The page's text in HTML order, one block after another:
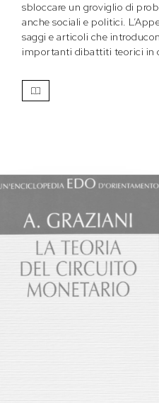
sbloccare un groviglio di
anche sociali e politici.
saggi e articoli che
importanti dibattiti teorici in